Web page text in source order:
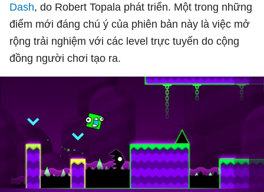
Dash, do Robert Topala phát triển. Một trong những
điểm mới đáng chú ý của phiên bản này là việc mở
rộng trải nghiệm với các level trực tuyến do cộng
đồng người chơi tạo ra.